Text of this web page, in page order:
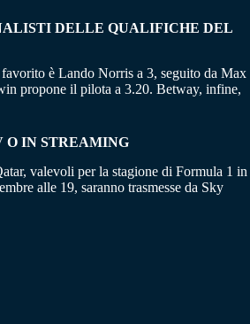
DELLE QUALIFICHE DEL
è Lando Norris a 3, seguito da Max
propone il pilota a 3.20. Betway, infine,
O IN STREAMING
valevoli per la stagione di Formula 1 in
alle 19, saranno trasmesse da Sky